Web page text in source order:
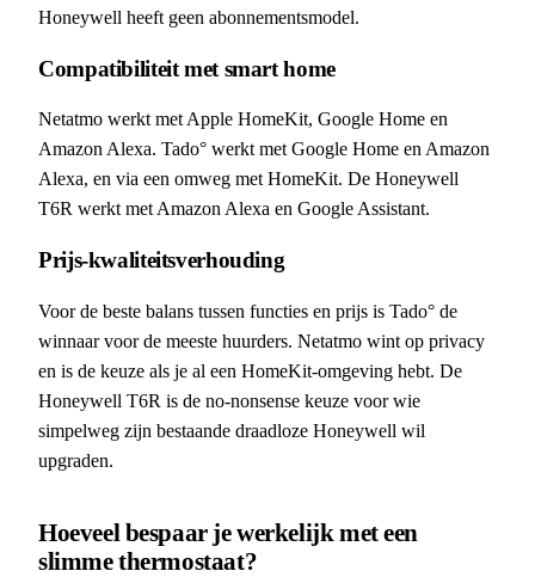
Honeywell heeft geen abonnementsmodel.
Compatibiliteit met smart home
Netatmo werkt met Apple HomeKit, Google Home en
Amazon Alexa. Tado° werkt met Google Home en Amazon
Alexa, en via een omweg met HomeKit. De Honeywell
T6R werkt met Amazon Alexa en Google Assistant.
Prijs-kwaliteitsverhouding
Voor de beste balans tussen functies en prijs is Tado° de
winnaar voor de meeste huurders. Netatmo wint op privacy
en is de keuze als je al een HomeKit-omgeving hebt. De
Honeywell T6R is de no-nonsense keuze voor wie
simpelweg zijn bestaande draadloze Honeywell wil
upgraden.
Hoeveel bespaar je werkelijk met een
slimme thermostaat?